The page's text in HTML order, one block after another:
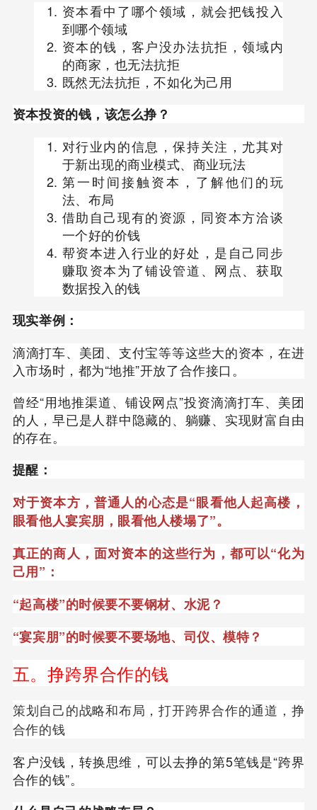
资本看中了哪个领域，就会把钱投入
到哪个领域
资本的钱，客户没办法抗拒，领域内
的商家，也无法抗拒
既然无法抗拒，不如化为己用
资本投资的钱，该怎么挣？
对行业内的信息，保持关注，尤其对
于新出现的商业模式、商业玩法
第一时间接触资本，了解他们的玩
法、布局
借助自己现有的资源，同资本方洽谈
一个好的价钱
帮资本进入行业的好处，是自己同步
赚取资本为了铺设管道、网点、获取
数据投入的钱
现实举例：
滴滴打车、美团、支付宝等等这些大的资本，在进
入市场时，都为“地推”开放了合作接口。
曾经“用地推渠道、铺设网点”投资滴滴打车、美团
的人，早已是人群中隐藏的、躺赚、实现财富自由
的存在。
提醒：
对于资本方，普通人的心态是“眼看他人起高楼，
眼看他人宴宾朋，眼看他人楼塌了”。
真正的商人，面对资本的这些行为，都可以“化为
己用”：
“起高楼”的时候要不要钢材、水泥？
“宴宾朋”的时候要不要场地、司仪、模特？
五。挣跨界合作的钱
策划自己的战略和布局，打开跨界合作的通道，挣
合作的钱
客户没钱，转换思维，可以去挣的第5笔钱是“跨界
合作的钱”。